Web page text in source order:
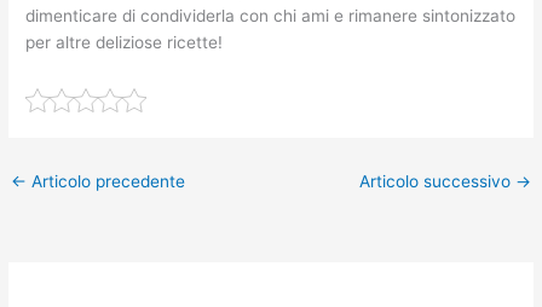
dimenticare di condividerla con chi ami e rimanere sintonizzato
per altre deliziose ricette!
← Articolo precedente Articolo successivo →